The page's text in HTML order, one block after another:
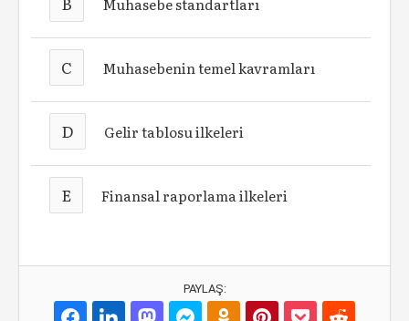
C Muhasebenin temel kavramları
D Gelir tablosu ilkeleri
E Finansal raporlama ilkeleri
PAYLAŞ: